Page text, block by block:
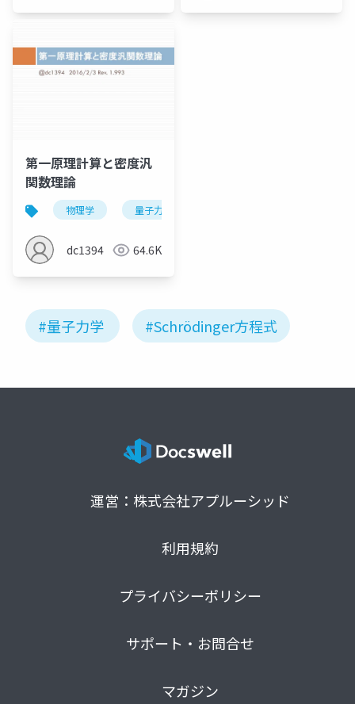
第一原理計算と密度汎
関数理論
物理学 量子力学
dc1394 64.6K
#量子力学 #Schrödinger方程式
運営：株式会社アプルーシッド
利用規約
プライバシーポリシー
サポート・お問合せ
マガジン